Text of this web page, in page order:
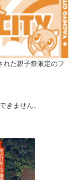
れた親子祭限定のフ
きません。